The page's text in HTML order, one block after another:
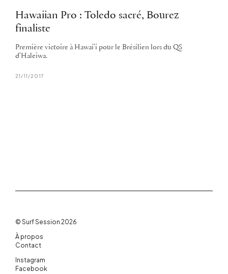
Hawaiian Pro : Toledo sacré, Bourez
finaliste
Première victoire à Hawai'i pour le Brésilien lors du QS
d'Haleiwa.
21/11/2017
© Surf Session 2026
À propos
Contact
Instagram
Facebook